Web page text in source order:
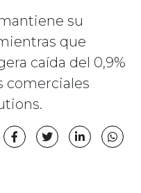
su
que
caída del 0,9%
comerciales